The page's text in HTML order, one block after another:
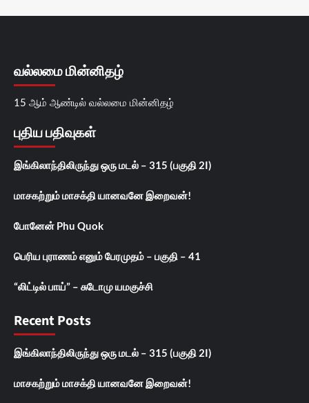
வல்லமை மின்னிதழ்
15 ஆம் ஆண்டில் வல்லமை மின்னிதழ்
புதிய பதிவுகள்
இங்கிலாந்திலிருந்து ஒரு மடல் – 315 (பகுதி 2I)
மாசகற்றும் மாசக்தி யானவனே இறைவன்!
போனேன் Phu Quok
பெரிய புராணம் எனும் பேரமுதம் – பகுதி – 41
“லிட்டில் பாய்” – சுடோமு யமகுச்சி
Recent Posts
இங்கிலாந்திலிருந்து ஒரு மடல் – 315 (பகுதி 2I)
மாசகற்றும் மாசக்தி யானவனே இறைவன்!